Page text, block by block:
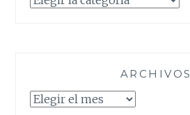
ARCHIVOS
Archivos